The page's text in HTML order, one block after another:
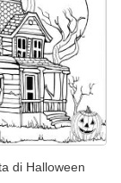
di Halloween